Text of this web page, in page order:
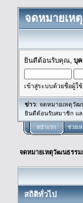
จดหมายเห
ยินดีต้อนรับคุณ, บุ
เข้าสู่ระบบด้วยชื่อผู้ใ
ข่าว: จดหมายเหตุวัฒ
ยินดีต้อนรับสมาชิก แ
หน้าแรก ช่วยเ
จดหมายเหตุวัฒนธรรม
สถิติทั่วไป